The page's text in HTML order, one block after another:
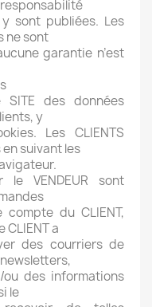
sont publiées. Les
ne sont
garantie n’est
SITE des données
y
Les CLIENTS
suivant les
le VENDEUR sont
du CLIENT,
CLIENT a
des courriers de
des informations
le